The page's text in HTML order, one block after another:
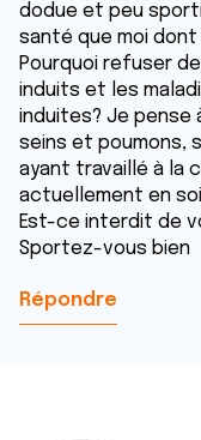
dodue et peu
santé que moi
Pourquoi refuser
induits et les
induites? Je pense
seins et poumons,
ayant travaillé à la
actuellement en
Est-ce interdit de
Sportez-vous bien
Répondre